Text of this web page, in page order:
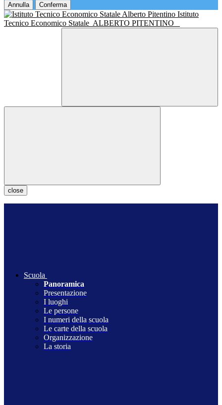
Annulla Conferma
Istituto
Tecnico Economico Statale ALBERTO PITENTINO
close
Scuola
Panoramica
Presentazione
I luoghi
Le persone
I numeri della scuola
Le carte della scuola
Organizzazione
La storia